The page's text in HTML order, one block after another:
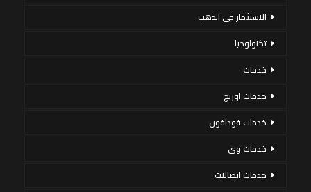
الاستثمار فى الذهب
تكنولوجيا
خدمات
خدمات اورنج
خدمات فودافون
خدمات وى
خدمات اتصالات